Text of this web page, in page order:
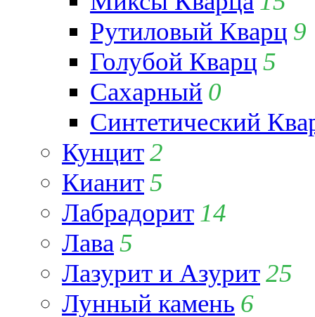
Рутиловый Кварц 9
Голубой Кварц 5
Сахарный 0
Синтетический
Кунцит2
Кианит5
Лабрадорит 14
Лава 5
Лазурит и Азурит25
Лунный камень 6